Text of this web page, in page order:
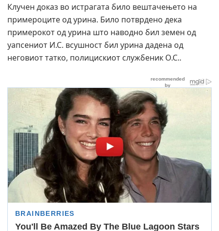
​Клучен доказ во истрагата било вештачењето на
примероците од урина. Било потврдено дека
примерокот од урина што наводно бил земен од
уапсениот И.С. всушност бил урина дадена од
неговиот татко, полицискиот службеник О.С..